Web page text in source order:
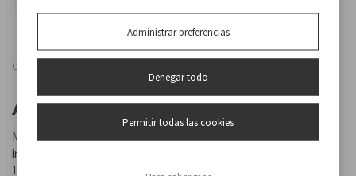
Cod
AMASADORA 4,5L
Mezclador con estructura en abs y recipiente extraíble de acero
inoxidable con una capacidad de 4.5L. Gracias al potente motor de
1000 vatios y al botón de encendido seleccionable en 8
Administrar preferencias
Denegar todo
Permitir todas las cookies